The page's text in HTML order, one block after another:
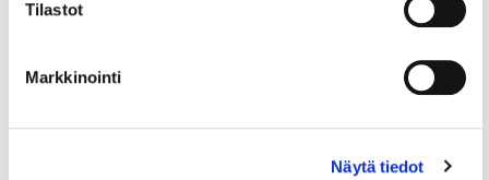
Tilastot
Markkinointi
Näytä tiedot
tietolähteitä ja toimintaohjeita tähän artikkeliin.
ja...